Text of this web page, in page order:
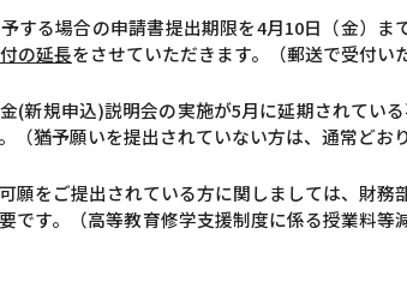
する場合の申請書提出期限を4月10日（金）
の延長をさせていただきます。（郵送で受付い
(新規申込)説明会の実施が5月に延期されてい
（猶予願いを提出されていない方は、通常どお
願をご提出されている方に関しましては、財
です。（高等教育修学支援制度に係る授業料